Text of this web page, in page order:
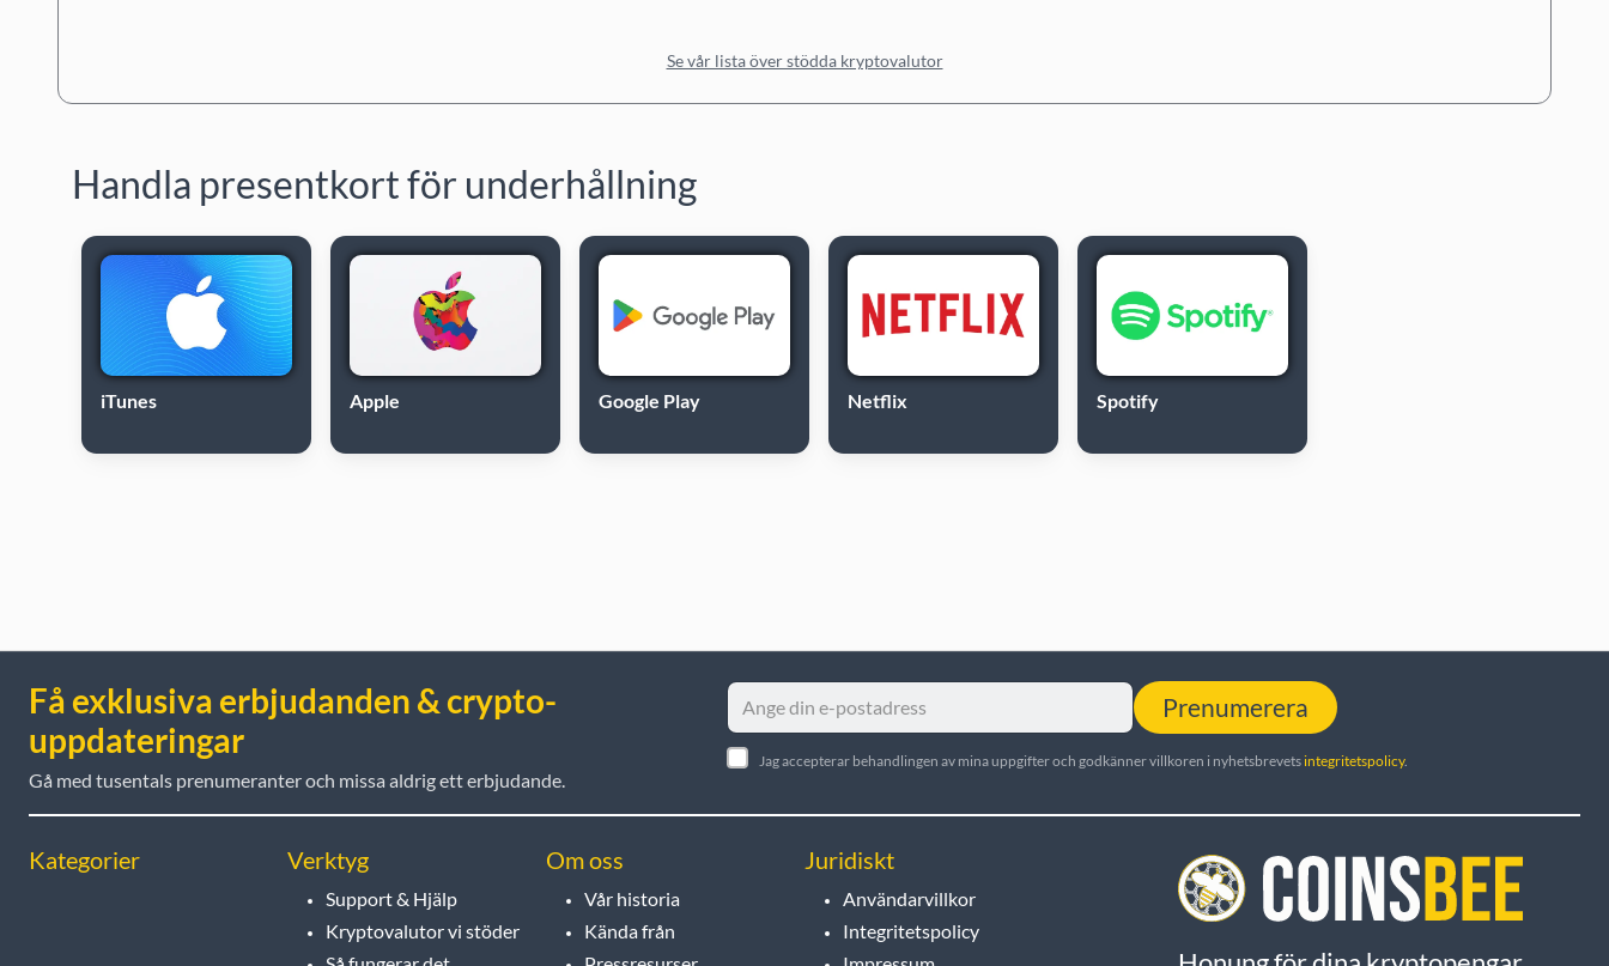
Se vår lista över stödda kryptovalutor
Handla presentkort för underhållning
iTunes Apple Google Play Netflix Spotify
Få exklusiva erbjudanden & crypto-
uppdateringar
Gå med tusentals prenumeranter och missa aldrig ett erbjudande.
Prenumerera
Jag accepterar behandlingen av mina uppgifter och godkänner villkoren i nyhetsbrevets integritetspolicy.
Kategorier Verktyg
Support & Hjälp
Kryptovalutor vi stöder
Om oss
Vår historia
Kända från
Juridiskt
Användarvillkor
Integritetspolicy